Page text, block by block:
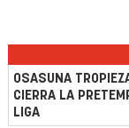
OSASUNA
CIERRA LA
LIGA